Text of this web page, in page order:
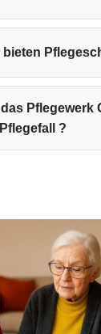
bieten
Pflegewerk
?